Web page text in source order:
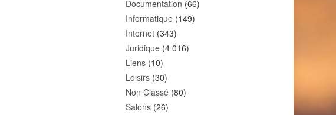
Documentation (66)
Informatique (149)
Internet (343)
Juridique (4 016)
Liens (10)
Loisirs (30)
Non Classé (80)
Salons (26)